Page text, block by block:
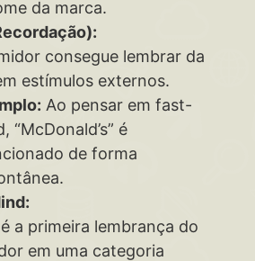
da marca.
consegue lembrar da
estímulos externos.
Ao pensar em fast-
“McDonald’s” é
de forma
a primeira lembrança do
em uma categoria